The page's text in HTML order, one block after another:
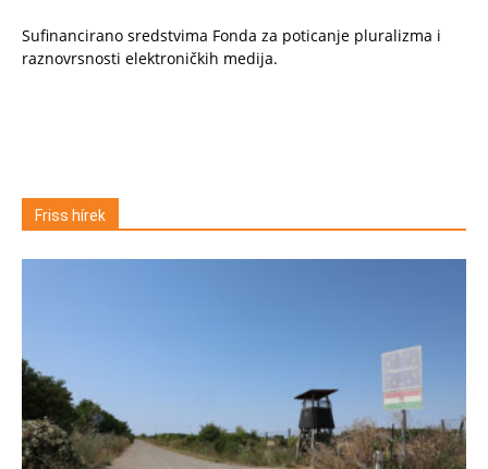
Sufinancirano sredstvima Fonda za poticanje pluralizma i
raznovrsnosti elektroničkih medija.
Friss hírek